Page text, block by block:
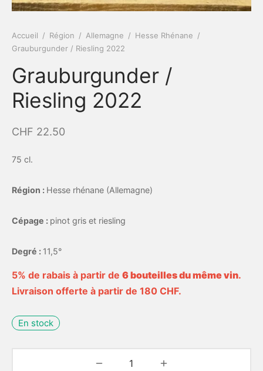
Accueil / Région / Allemagne / Hesse Rhénane /
Grauburgunder / Riesling 2022
Grauburgunder /
Riesling 2022
CHF 22.50
75 cl.
Région : Hesse rhénane (Allemagne)
Cépage : pinot gris et riesling
Degré : 11,5°
5% de rabais à partir de 6 bouteilles du même vin.
Livraison offerte à partir de 180 CHF.
En stock